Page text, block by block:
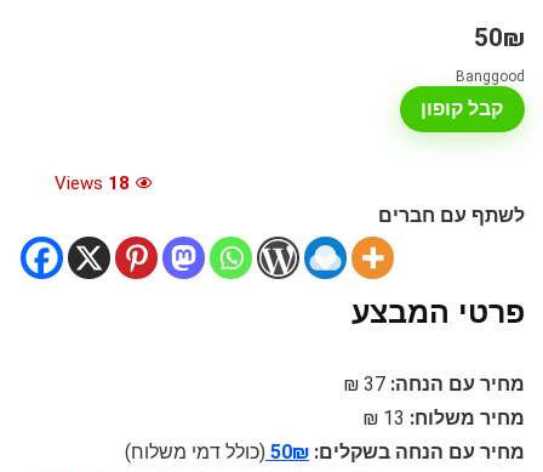
50₪
Banggood
קבל קופון
18
לשתף עם חברים
פרטי המבצע
מחיר עם הנחה: 37 ₪
מחיר משלוח: 13 ₪
מחיר עם הנחה בשקלים: 50₪ (כולל דמי משלוח)